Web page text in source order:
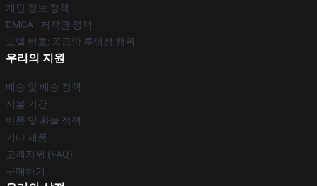
개인 정보 정책
DMCA - 저작권 정책
모델 번호: 공급망 투명성 행위
우리의 지원
배송 및 배송 정책
지불 기간
반품 및 환불 정책
기타 제품
고객지원 (FAQ)
구매하기